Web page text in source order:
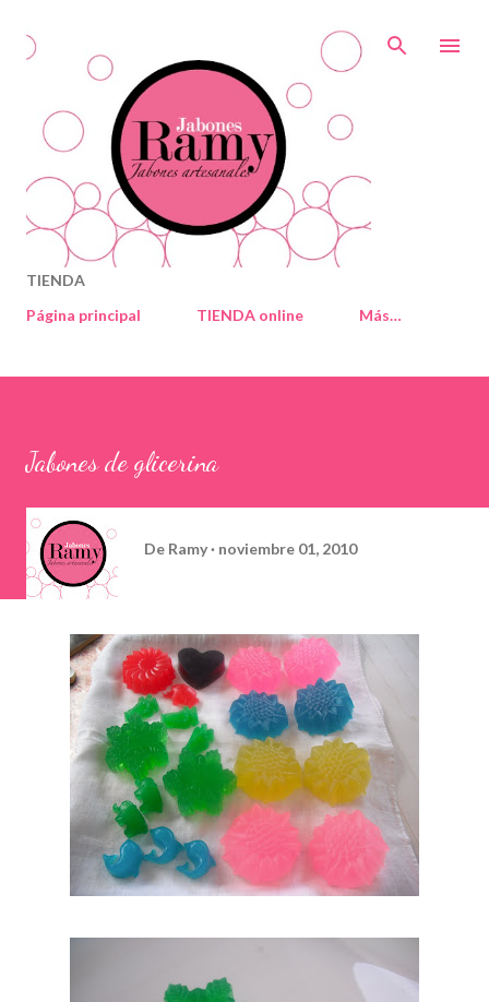
TIENDA
Página principal
TIENDA online Más…
Jabones de glicerina
De Ramy noviembre 01, 2010